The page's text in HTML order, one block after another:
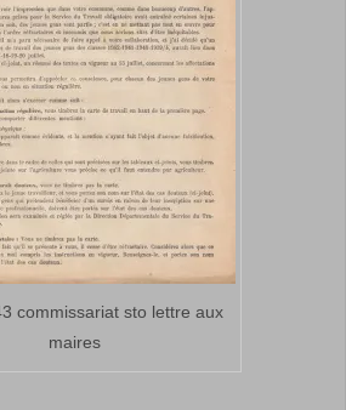
commissariat sto lettre aux
maires